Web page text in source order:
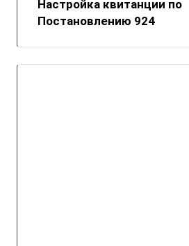
Настройка квитанции по
Постановлению 924